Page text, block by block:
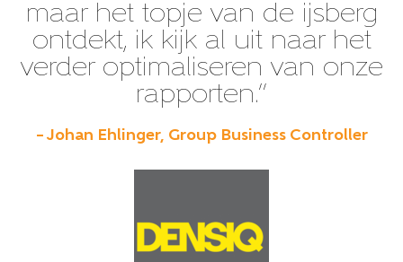
maar het topje van de ijsberg
ontdekt, ik kijk al uit naar het
verder optimaliseren van onze
rapporten.”
– Johan Ehlinger, Group Business Controller